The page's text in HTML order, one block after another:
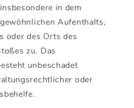
in dem
Aufenthalts,
oder des Orts des
zu. Das
unbeschadet
oder